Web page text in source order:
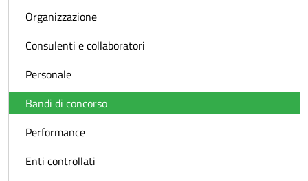
Organizzazione
Consulenti e collaboratori
Personale
Bandi di concorso
Performance
Enti controllati